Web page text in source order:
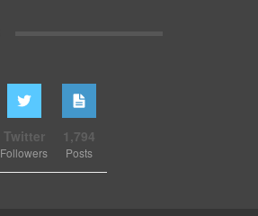
Twitter
Followers
1,794
Posts